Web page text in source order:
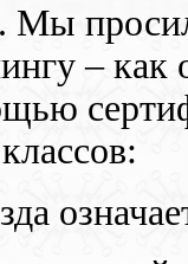
. Мы
– как